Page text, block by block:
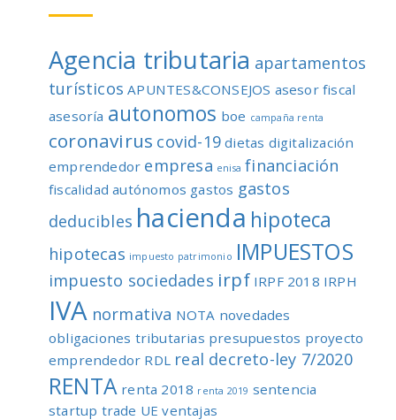
Agencia tributaria apartamentos
turísticos APUNTES&CONSEJOS asesor fiscal
asesoría autonomos boe campaña renta
coronavirus covid-19 dietas digitalización
emprendedor empresa enisa financiación
fiscalidad autónomos gastos gastos
deducibles hacienda hipoteca
hipotecas impuesto patrimonio IMPUESTOS
impuesto sociedades irpf IRPF 2018 IRPH
IVA normativa NOTA novedades
obligaciones tributarias presupuestos proyecto
emprendedor RDL real decreto-ley 7/2020
RENTA renta 2018 renta 2019 sentencia
startup trade UE ventajas